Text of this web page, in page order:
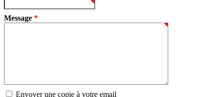
Message *
Envoyer une copie à votre email